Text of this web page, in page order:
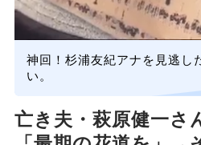
神回！杉浦友紀アナを見逃し
い。
亡き夫・萩原健一